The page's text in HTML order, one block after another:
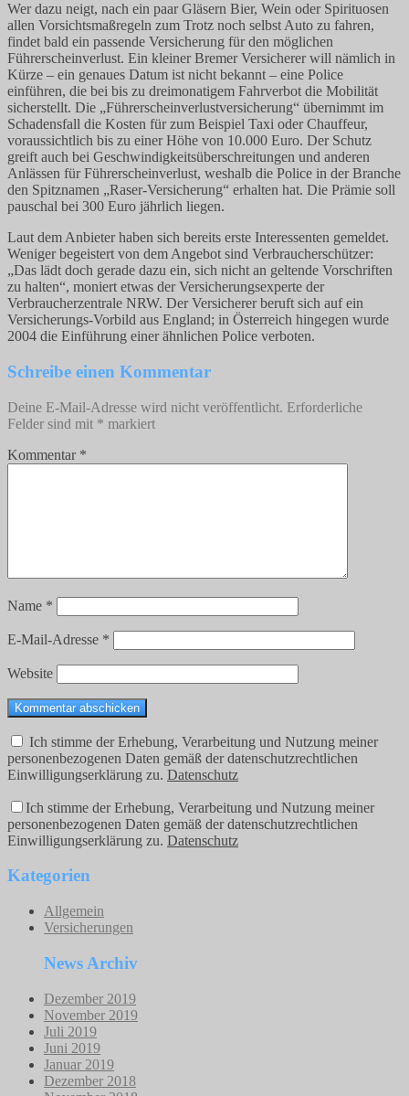
Wer dazu neigt, nach ein paar Gläsern Bier, Wein oder Spirituosen
allen Vorsichtsmaßregeln zum Trotz noch selbst Auto zu fahren,
findet bald ein passende Versicherung für den möglichen
Führerscheinverlust. Ein kleiner Bremer Versicherer will nämlich in
Kürze – ein genaues Datum ist nicht bekannt – eine Police
einführen, die bei bis zu dreimonatigem Fahrverbot die Mobilität
sicherstellt. Die „Führerscheinverlustversicherung“ übernimmt im
Schadensfall die Kosten für zum Beispiel Taxi oder Chauffeur,
voraussichtlich bis zu einer Höhe von 10.000 Euro. Der Schutz
greift auch bei Geschwindigkeitsüberschreitungen und anderen
Anlässen für Führerscheinverlust, weshalb die Police in der Branche
den Spitznamen „Raser-Versicherung“ erhalten hat. Die Prämie soll
pauschal bei 300 Euro jährlich liegen.
Laut dem Anbieter haben sich bereits erste Interessenten gemeldet.
Weniger begeistert von dem Angebot sind Verbraucherschützer:
„Das lädt doch gerade dazu ein, sich nicht an geltende Vorschriften
zu halten“, moniert etwas der Versicherungsexperte der
Verbraucherzentrale NRW. Der Versicherer beruft sich auf ein
Versicherungs-Vorbild aus England; in Österreich hingegen wurde
2004 die Einführung einer ähnlichen Police verboten.
Schreibe einen Kommentar
Deine E-Mail-Adresse wird nicht veröffentlicht. Erforderliche
Felder sind mit * markiert
Kommentar *
Name *
E-Mail-Adresse *
Website
Ich stimme der Erhebung, Verarbeitung und Nutzung meiner
personenbezogenen Daten gemäß der datenschutzrechtlichen
Einwilligungserklärung zu. Datenschutz
Ich stimme der Erhebung, Verarbeitung und Nutzung meiner
personenbezogenen Daten gemäß der datenschutzrechtlichen
Einwilligungserklärung zu. Datenschutz
Kategorien
Allgemein
Versicherungen
News Archiv
Dezember 2019
November 2019
Juli 2019
Juni 2019
Januar 2019
Dezember 2018